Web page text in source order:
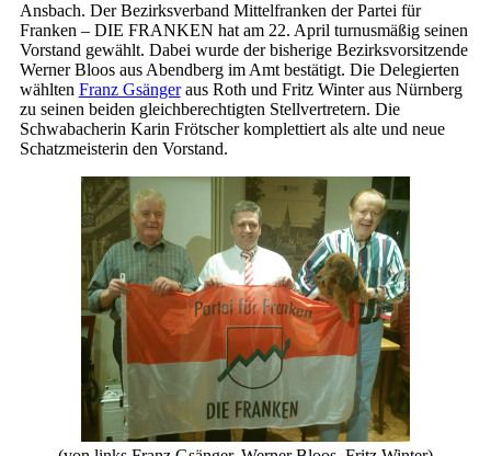
Ansbach. Der Bezirksverband Mittelfranken der Partei für
Franken – DIE FRANKEN hat am 22. April turnusmäßig seinen
Vorstand gewählt. Dabei wurde der bisherige Bezirksvorsitzende
Werner Bloos aus Abendberg im Amt bestätigt. Die Delegierten
wählten Franz Gsängeraus Roth und Fritz Winter aus Nürnberg
zu seinen beiden gleichberechtigten Stellvertretern. Die
Schwabacherin Karin Frötscher komplettiert als alte und neue
Schatzmeisterin den Vorstand.